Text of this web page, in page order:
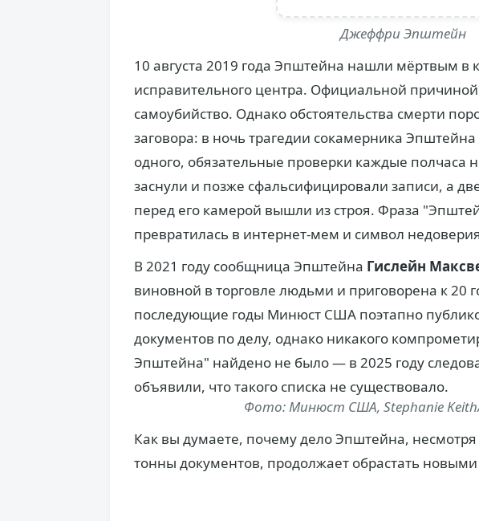
Джеффри Эпштейн
10 августа 2019 года Эпштейна нашли мёртвым в
исправительного центра. Официальной
самоубийство. Однако обстоятельства смерти
заговора: в ночь трагедии сокамерника
одного, обязательные проверки каждые полчаса
заснули и позже сфальсифицировали записи, а
перед его камерой вышли из строя. Фраза
превратилась в интернет-мем и символ
В 2021 году сообщница Эпштейна Гислейн
виновной в торговле людьми и приговорена к 20
последующие годы Минюст США поэтапно
документов по делу, однако никакого
Эпштейна" найдено не было — в 2025 году
объявили, что такого списка не существовало.
Фото: Минюст США, Stephanie
Как вы думаете, почему дело Эпштейна,
тонны документов, продолжает обрастать